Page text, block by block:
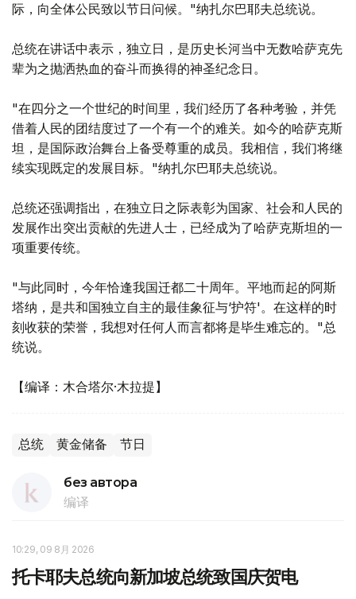
际，向全体公民致以节日问候。"纳扎尔巴耶夫总统说。
总统在讲话中表示，独立日，是历史长河当中无数哈萨克先
辈为之抛洒热血的奋斗而换得的神圣纪念日。
"在四分之一个世纪的时间里，我们经历了各种考验，并凭
借着人民的团结度过了一个有一个的难关。如今的哈萨克斯
坦，是国际政治舞台上备受尊重的成员。我相信，我们将继
续实现既定的发展目标。"纳扎尔巴耶夫总统说。
总统还强调指出，在独立日之际表彰为国家、社会和人民的
发展作出突出贡献的先进人士，已经成为了哈萨克斯坦的一
项重要传统。
"与此同时，今年恰逢我国迁都二十周年。平地而起的阿斯
塔纳，是共和国独立自主的最佳象征与‘护符'。在这样的时
刻收获的荣誉，我想对任何人而言都将是毕生难忘的。"总
统说。
【编译：木合塔尔·木拉提】
总统 黄金储备 节日
без автора
编译
10:29, 09 8月 2026
托卡耶夫总统向新加坡总统致国庆贺电